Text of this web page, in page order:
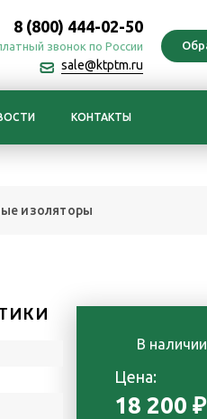
8 (800) 444-02-50
звонок по России
sale@ktptm.ru
КОНТАКТЫ
изоляторы
В наличии
Цена:
18 200 ₽